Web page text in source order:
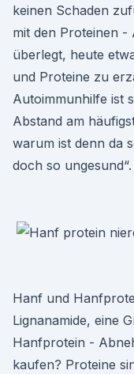
keinen Schaden
mit den Proteinen
überlegt, heute
und Proteine zu
Autoimmunhilfe ist
Abstand am
warum ist denn da
doch so ungesund“.
Hanf und
Lignanamide, eine
Hanfprotein -
kaufen? Proteine